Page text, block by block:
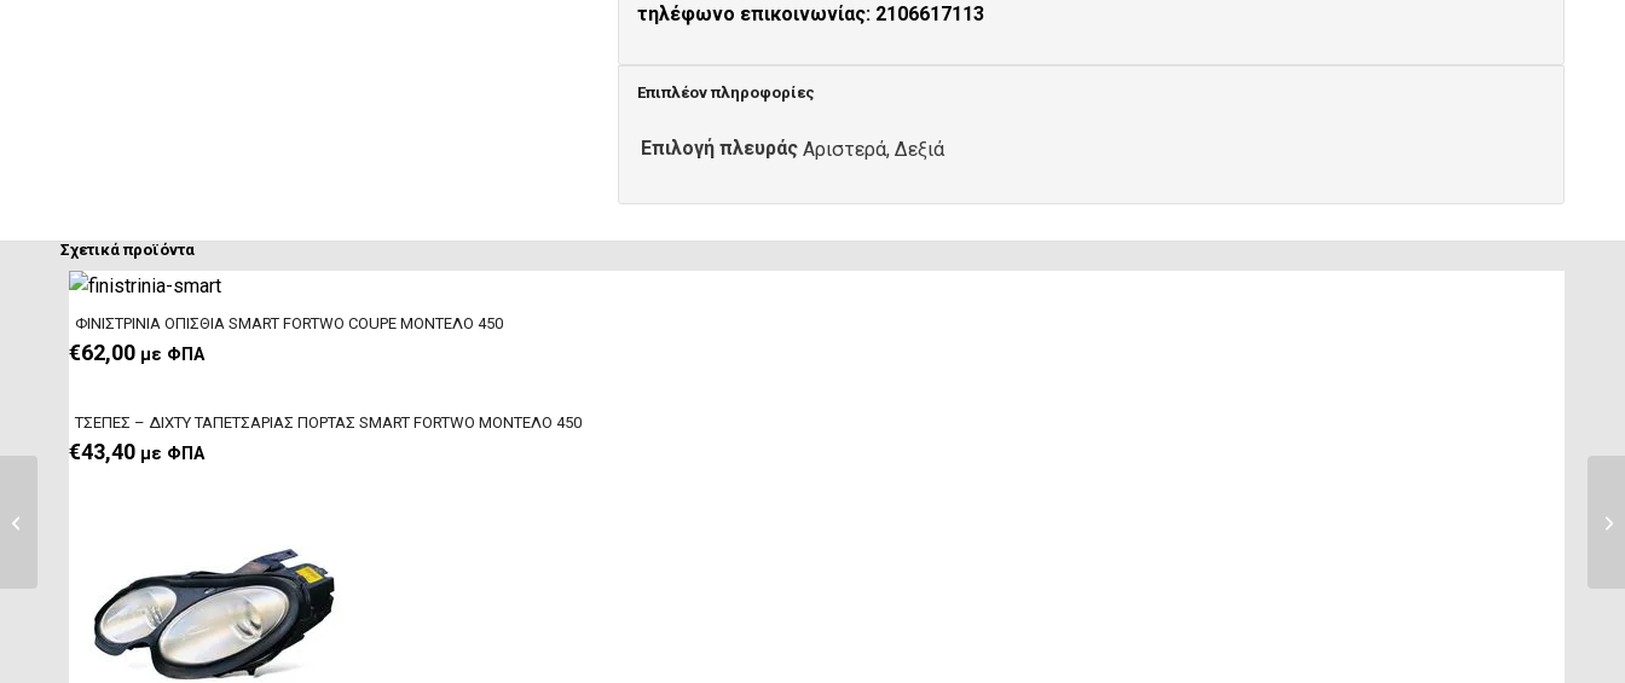
τηλέφωνο επικοινωνίας: 2106617113
Επιπλέον πληροφορίες
Επιλογή πλευράς Αριστερά, Δεξιά
Σχετικά προϊόντα
ΦΙΝΙΣΤΡΙΝΙΑ ΟΠΙΣΘΙΑ SMART FORTWO COUPE ΜΟΝΤΕΛΟ 450
€62,00 με ΦΠΑ
ΤΣΕΠΕΣ – ΔΙΧΤΥ TAΠEΤΣΑΡΙΑΣ ΠΟΡΤΑΣ SMART FORTWO ΜΟΝΤΕΛΟ 450
€43,40 με ΦΠΑ